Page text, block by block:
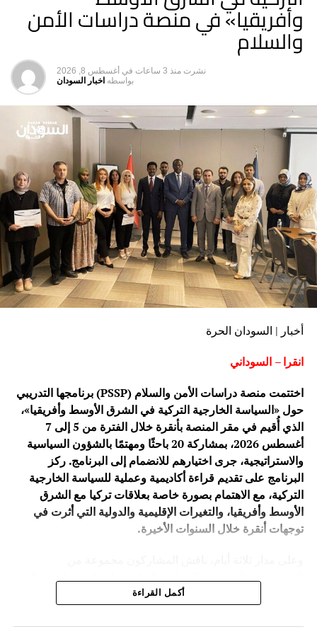
وأفريقيا» في منصة دراسات الأمن
والسلام
نشرت منذ 3 ساعات في أغسطس 8, 2026
بواسطه اخبار السودان
أخبار | السودان الحرة
انقرا – السوداني
اختتمت منصة دراسات الأمن والسلام (PSSP) برنامجها التدريبي
حول «السياسة الخارجية التركية في الشرق الأوسط وأفريقيا»،
الذي أُقيم في مقر المنصة بأنقرة خلال الفترة من 5 إلى 7
أغسطس 2026، بمشاركة 20 باحثًا ومهتمًا بالشؤون السياسية
والاستراتيجية، جرى اختيارهم للانضمام إلى البرنامج. ركز
البرنامج على تقديم قراءة أكاديمية وعملية للسياسة الخارجية
التركية، مع الاهتمام بصورة خاصة بعلاقات تركيا مع الشرق
الأوسط وأفريقيا، والتغيرات الإقليمية والدولية التي أثرت في
توجهات أنقرة خلال السنوات الأخيرة.
تطورها ومرتكزاتها، وعلاقات تركيا مع دول الشرق الأوسط،
إضافة إلى الحضور التركي المتزايد في أفريقيا، وما يحمله هذا
الحضور من أبعاد سياسية واقتصادية وأمنية.
أكمل القراءة